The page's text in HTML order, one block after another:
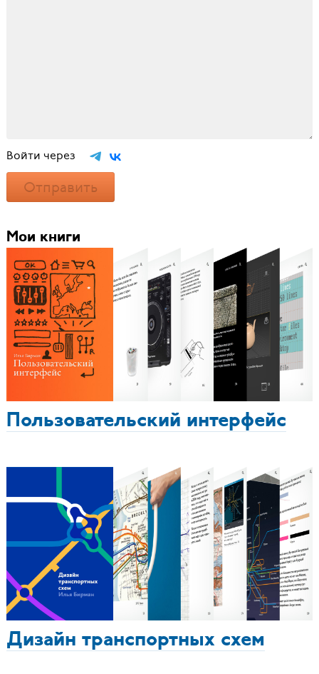
Войти через
Отправить
Мои книги
Пользовательский интерфейс
Дизайн транспортных схем